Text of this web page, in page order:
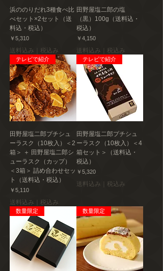
浜ののりだれ3種食べ比
べセット×2セット（送
料込・税込）
価格
￥5,310
送料込み｜税込み
田野屋塩二郎の塩
（黒）100g（送料込・
税込）
価格
￥4,150
送料込み｜税込み
テレビで紹介
田野屋塩二郎プチシュ
ーラスク（10枚入）＜2
箱＞ ＋ 田野屋塩二郎シ
ューラスク（カップ）
＜3箱＞ 詰め合わせセッ
ト（送料込・税込）
価格
￥5,110
送料込み｜税込み
テレビで紹介
田野屋塩二郎プチシュ
ーラスク（10枚入）＜4
箱セット＞（送料込・
税込）
価格
￥5,320
送料込み｜税込み
数量限定 数量限定